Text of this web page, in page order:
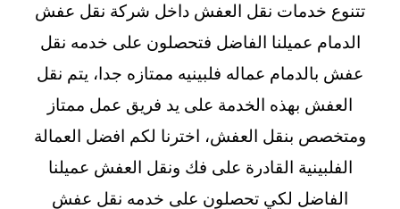
تتنوع خدمات نقل العفش داخل شركة نقل عفش
الدمام عميلنا الفاضل فتحصلون على خدمه نقل
عفش بالدمام عماله فلبينيه ممتازه جدا، يتم نقل
العفش بهذه الخدمة على يد فريق عمل ممتاز
ومتخصص بنقل العفش، اخترنا لكم افضل العمالة
الفلبينية القادرة على فك ونقل العفش عميلنا
الفاضل لكي تحصلون على خدمه نقل عفش